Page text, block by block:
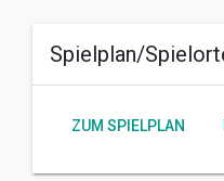
Spielplan/
ZUM SPIELPLAN